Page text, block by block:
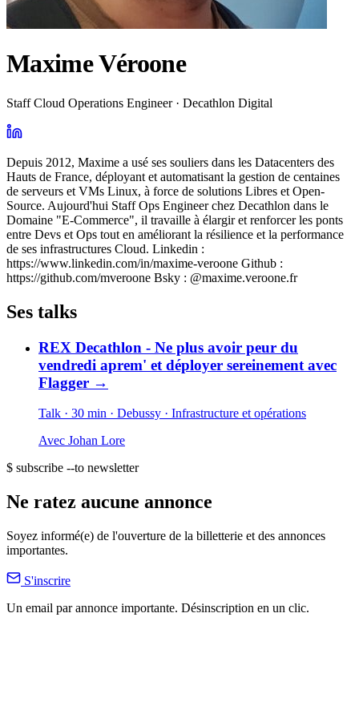
Maxime Véroone
Staff Cloud Operations Engineer · Decathlon Digital
Depuis 2012, Maxime a usé ses souliers dans les Datacenters des
Hauts de France, déployant et automatisant la gestion de centaines
de serveurs et VMs Linux, à force de solutions Libres et Open-
Source. Aujourd'hui Staff Ops Engineer chez Decathlon dans le
Domaine "E-Commerce", il travaille à élargir et renforcer les ponts
entre Devs et Ops tout en améliorant la résilience et la performance
de ses infrastructures Cloud. Linkedin :
https://www.linkedin.com/in/maxime-veroone Github :
https://github.com/mveroone Bsky : @maxime.veroone.fr
Ses talks
REX Decathlon - Ne plus avoir peur du
vendredi aprem' et déployer sereinement avec
Flagger →
Talk · 30 min · Debussy · Infrastructure et opérations
Avec Johan Lore
$ subscribe --to newsletter
Ne ratez aucune annonce
Soyez informé(e) de l'ouverture de la billetterie et des annonces
importantes.
S'inscrire
Un email par annonce importante. Désinscription en un clic.